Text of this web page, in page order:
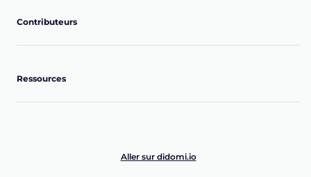
Contributeurs
Ressources
Aller sur didomi.io